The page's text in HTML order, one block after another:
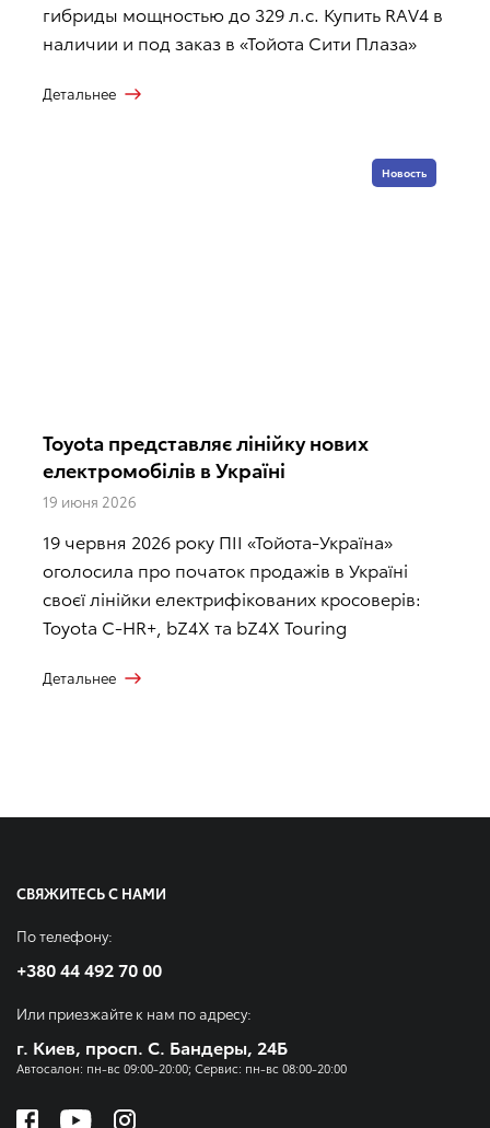
гибриды мощностью до 329 л.с. Купить RAV4 в
наличии и под заказ в «Тойота Сити Плаза»
Детальнее
Новость
Toyota представляє лінійку нових
електромобілів в Україні
19 июня 2026
19 червня 2026 року ПІІ «Тойота-Україна»
оголосила про початок продажів в Україні
своєї лінійки електрифікованих кросоверів:
Toyota C-HR+, bZ4X та bZ4X Touring
Детальнее
СВЯЖИТЕСЬ С НАМИ
По телефону:
+380 44 492 70 00
Или приезжайте к нам по адресу:
г. Киев, просп. С. Бандеры, 24Б
Автосалон: пн-вс 09:00-20:00; Сервис: пн-вс 08:00-20:00